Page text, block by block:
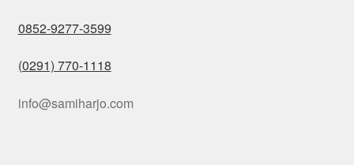
0852-9277-3599
(0291) 770-1118
info@samiharjo.com